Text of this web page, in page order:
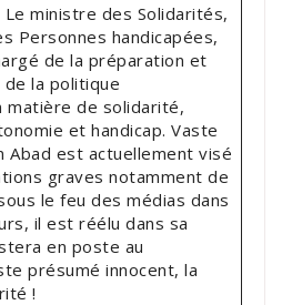
ministre des Solidarités,
Personnes handicapées,
de la préparation et
la politique
matière de solidarité,
et handicap. Vaste
Abad est actuellement visé
graves notamment de
le feu des médias dans
il est réélu dans sa
en poste au
présumé innocent, la
!